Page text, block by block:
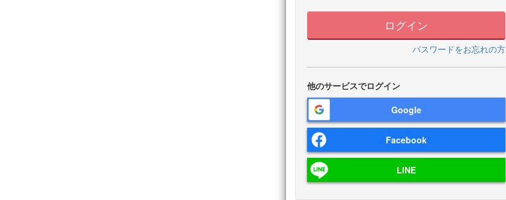
ログイン
パスワードをお忘れの方
他のサービスでログイン
Google
Facebook
LINE